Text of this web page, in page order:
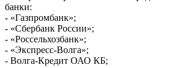
банки:
- «Газпромбанк»;
- «Сбербанк России»;
- «Россельхозбанк»;
- «Экспресс-Волга»;
- Волга-Кредит ОАО КБ;